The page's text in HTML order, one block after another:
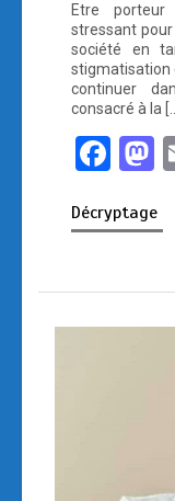
Etre
stressant
société en
stigmatisation
continuer
consacré à la
F
ce
o
o
st
d
o
Décryptage